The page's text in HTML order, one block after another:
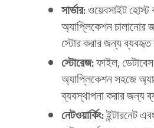
সার্ভার:ওয়েবসাইট হোস্ট
অ্যাপ্লিকেশন চালানোর
স্টোর করার জন্য ব্যবহৃত
স্টোরেজ:ফাইল,
অ্যাপ্লিকেশন সহজে
ব্যবস্থাপনা করার জন্য
নেটওয়ার্কিং:ইন্টারনেট